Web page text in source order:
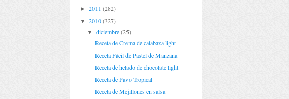
► 2011 (282)
▼ 2010(327)
▼diciembre (25)
Receta de Crema de calabaza light
Receta Fácil de Pastel de Manzana
Receta de helado de chocolate light
Receta de Pavo Tropical
Receta de Mejillones en salsa